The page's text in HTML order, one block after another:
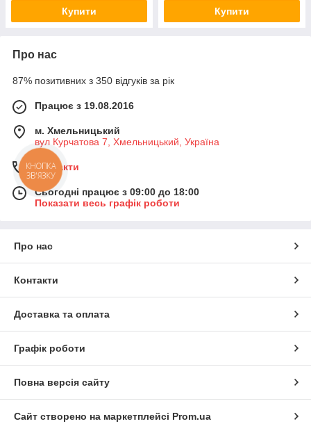
Купити Купити
Про нас
87% позитивних з 350 відгуків за рік
Працює з 19.08.2016
м. Хмельницький
вул Курчатова 7, Хмельницький, Україна
Контакти
Сьогодні працює з 09:00 до 18:00
Показати весь графік роботи
Про нас
Контакти
Доставка та оплата
Графік роботи
Повна версія сайту
Сайт створено на маркетплейсі Prom.ua
КНОПКА
ЗВ'ЯЗКУ